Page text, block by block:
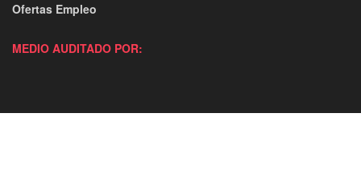
Ofertas Empleo
MEDIO AUDITADO POR: